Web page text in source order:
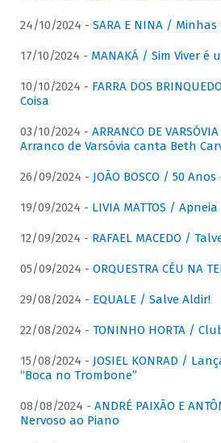
24/10/2024 - SARA E NINA /
17/10/2024 - MANAKÁ / Sim Viver é
10/10/2024 - FARRA DOS
Coisa
03/10/2024 - ARRANCO DE
Arranco de Varsóvia canta Beth
26/09/2024 - JOÃO BOSCO / 50
19/09/2024 - LIVIA MATTOS / Apneia
12/09/2024 - RAFAEL MACEDO /
05/09/2024 - ORQUESTRA CÉU NA
29/08/2024 - EQUALE / Salve Aldir!
22/08/2024 - TONINHO HORTA /
15/08/2024 - JOSIEL KONRAD /
“Boca no Trombone”
08/08/2024 - ANDRÉ PAIXÃO E
Nervoso ao Piano